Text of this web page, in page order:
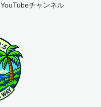
YouTubeチャンネル